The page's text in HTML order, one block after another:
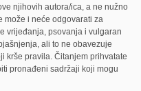
njihovih autora/ica, a ne nužno
može i neće odgovarati za
vrijeđanja, psovanja i vulgaran
ali to ne obavezuje
krše pravila. Čitanjem prihvatate
pronađeni sadržaji koji mogu